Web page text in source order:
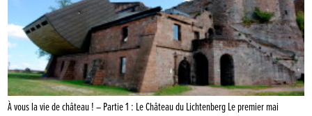
À vous la vie de château ! – Partie 1 : Le Château du Lichtenberg Le premier mai